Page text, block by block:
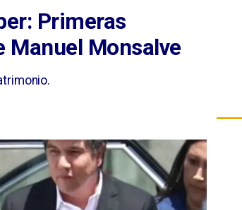
Primeras
Manuel Monsalve